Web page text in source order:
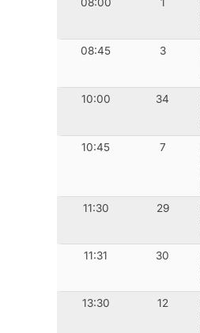
08:45 3
10:00 34
10:45 7
11:30 29
11:31 30
13:30 12